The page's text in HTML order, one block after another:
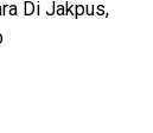
Di Jakpus,